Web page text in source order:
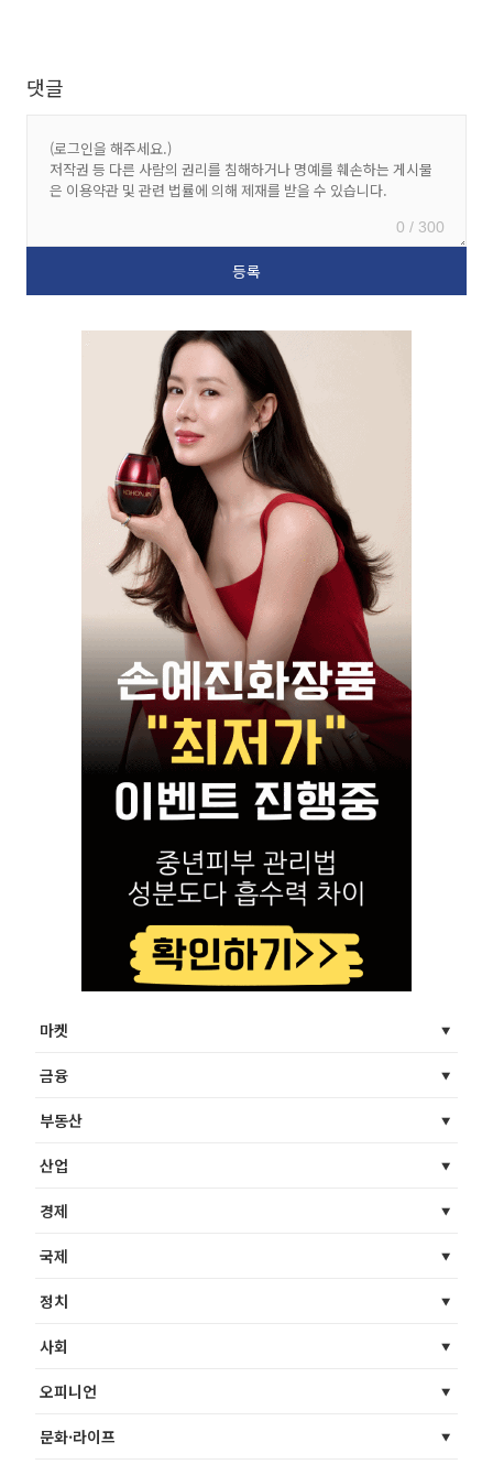
댓글
0 / 300
마켓
금융
부동산
산업
경제
국제
정치
사회
오피니언
문화·라이프